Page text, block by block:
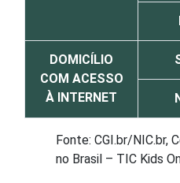
DOMICÍLIO
COM ACESSO
À INTERNET
Fonte: CGI.br/NIC.br,
no Brasil – TIC Kids